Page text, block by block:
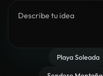
Playa Soleada